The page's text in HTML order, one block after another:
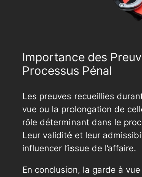
Importance des
Processus Pénal
Les preuves recueillies
vue ou la prolongation de
rôle déterminant dans le
Leur validité et leur
influencer l’issue de l’affaire.
En conclusion, la garde à